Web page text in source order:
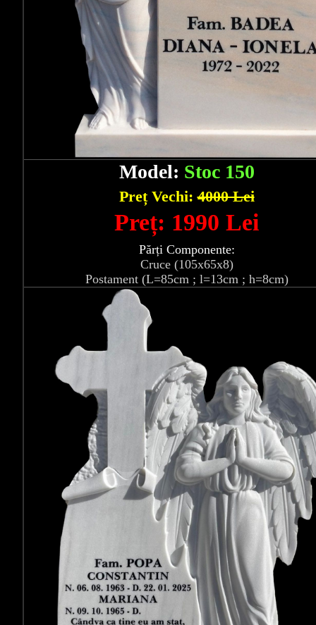
Model: Stoc 150
Preț Vechi:4000 Lei
Preț: 1990 Lei
Părți Componente:
Cruce (105x65x8)
Postament (L=85cm ; l=13cm ; h=8cm)